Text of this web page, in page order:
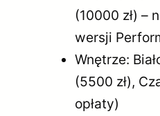
(10000 zł) –
wersji
Wnętrze:
(5500 zł),
opłaty)